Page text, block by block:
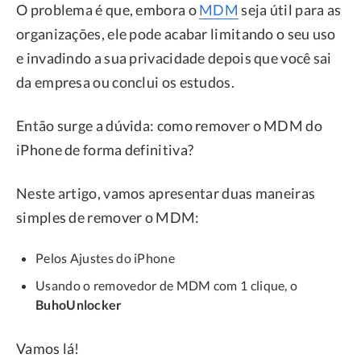
O problema é que, embora oMDM seja útil para as
organizações, ele pode acabar limitando o seu uso
e invadindo a sua privacidade depois que você sai
da empresa ou conclui os estudos.
Então surge a dúvida: como remover o MDM do
iPhone de forma definitiva?
Neste artigo, vamos apresentar duas maneiras
simples de remover o MDM:
Pelos Ajustes do iPhone
Usando o removedor de MDM com 1 clique, o
BuhoUnlocker
Vamos lá!